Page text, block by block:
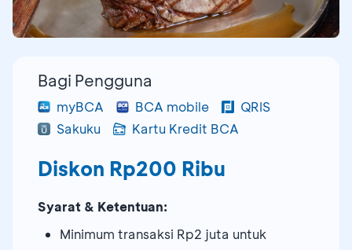
Bagi Pengguna
myBCA BCA mobile
QRIS
Sakuku
Kartu Kredit BCA
Diskon Rp200 Ribu
Syarat & Ketentuan:
Minimum transaksi Rp2 juta untuk